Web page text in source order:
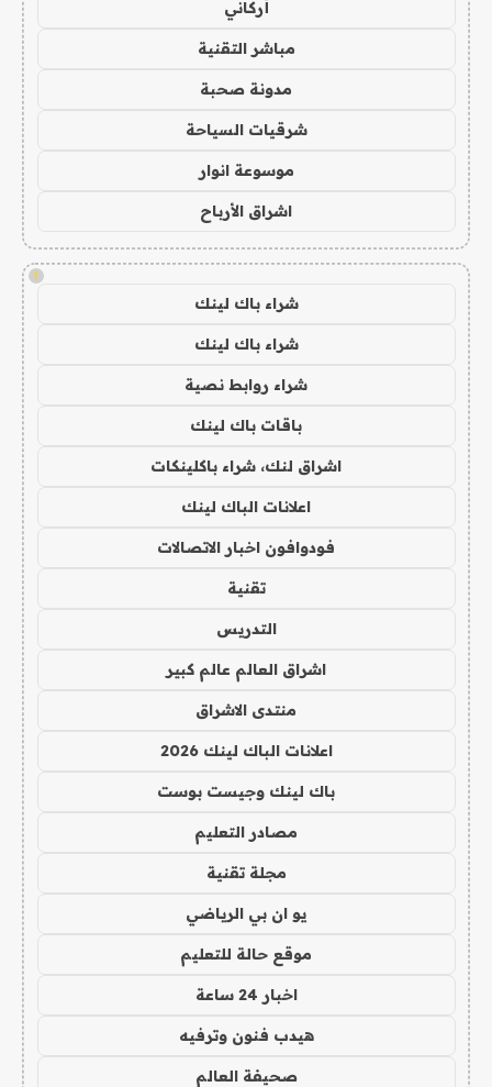
أركاني
مباشر التقنية
مدونة صحبة
شرقيات السياحة
موسوعة انوار
اشراق الأرباح
!
شراء باك لينك
شراء باك لينك
شراء روابط نصية
باقات باك لينك
اشراق لنك، شراء باكلينكات
اعلانات الباك لينك
فودوافون اخبار الاتصالات
تقنية
التدريس
اشراق العالم عالم كبير
منتدى الاشراق
اعلانات الباك لينك 2026
باك لينك وجيست بوست
مصادر التعليم
مجلة تقنية
يو ان بي الرياضي
موقع حالة للتعليم
اخبار 24 ساعة
هيدب فنون وترفيه
صحيفة العالم